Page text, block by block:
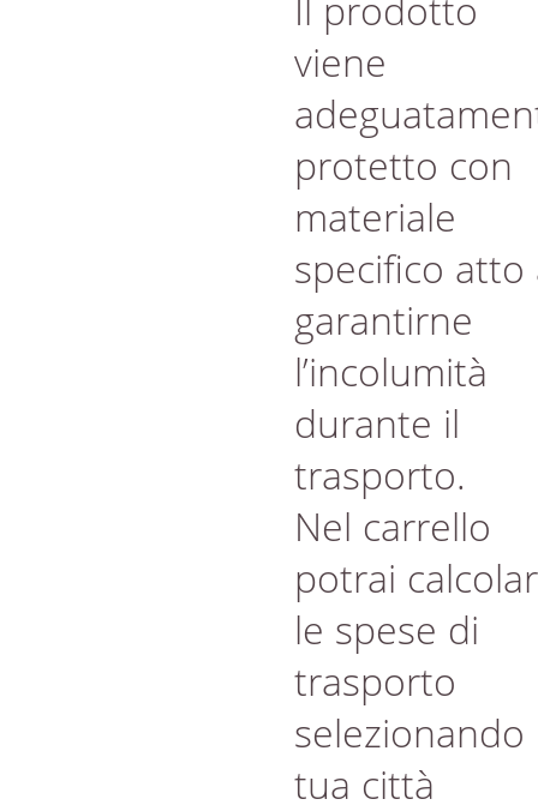
viene
protetto con
materiale
specifico atto
garantirne
l’incolumità
durante il
trasporto.
Nel carrello
potrai
le spese di
trasporto
selezionando
tua città